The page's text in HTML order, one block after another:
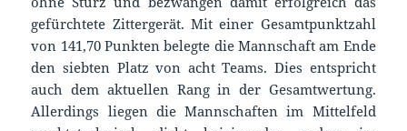
gefürchtete Zittergerät. Mit einer Gesamtpunktzahl
von 141,70 Punkten belegte die Mannschaft am Ende
den siebten Platz von acht Teams. Dies entspricht
auch dem aktuellen Rang in der Gesamtwertung.
Allerdings liegen die Mannschaften im Mittelfeld